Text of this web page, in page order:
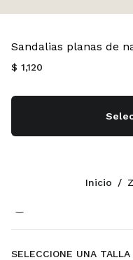
Sandalias planas de
$ 1,120
SELECCIONE UNA
Inicio /
CONTACTOS